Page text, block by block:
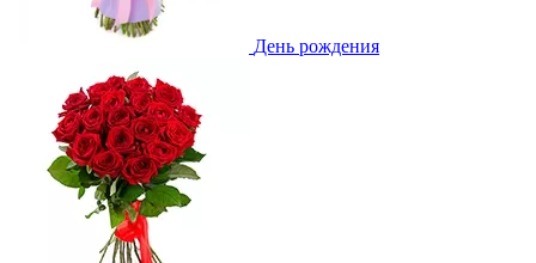
День рождения